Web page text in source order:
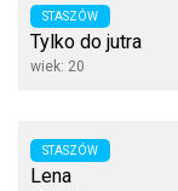
STASZÓW
Tylko do jutra
wiek: 20
STASZÓW
Lena